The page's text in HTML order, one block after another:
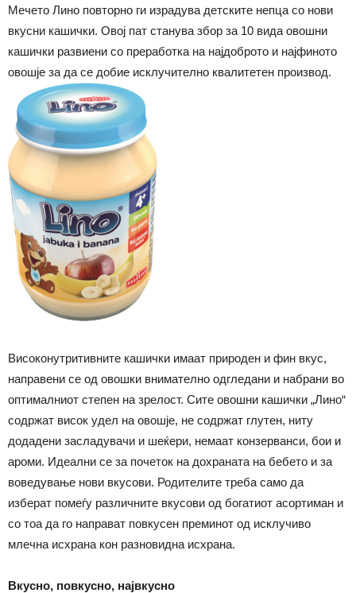
Мечето Лино повторно ги израдува детските непца со нови
вкусни кашички. Овој пат станува збор за 10 вида овошни
кашички развиени со преработка на најдоброто и најфиното
овошје за да се добие исклучително квалитетен производ.
Високонутритивните кашички имаат природен и фин вкус,
направени се од овошки внимателно одгледани и набрани во
оптималниот степен на зрелост. Сите овошни кашички „Лино“
содржат висок удел на овошје, не содржат глутен, ниту
додадени засладувачи и шеќери, немаат конзерванси, бои и
ароми. Идеални се за почеток на дохраната на бебето и за
воведување нови вкусови. Родителите треба само да
изберат помеѓу различните вкусови од богатиот асортиман и
со тоа да го направат повкусен преминот од исклучиво
млечна исхрана кон разновидна исхрана.
Вкусно, повкусно, највкусно